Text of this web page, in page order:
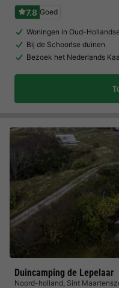
7.8 Goed
Woningen in Oud-
Bij de Schoorlse duinen
Bezoek het Nederlands
Duincamping de Lepelaar
Noord-holland, Sint